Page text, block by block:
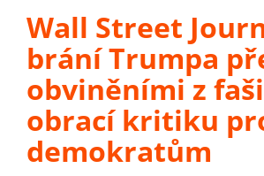
Wall Street
brání Trumpa
obviněními z
obrací kritiku
demokratům